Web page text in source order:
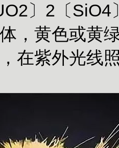
〕2〔
，黄色或黄
在紫外光线